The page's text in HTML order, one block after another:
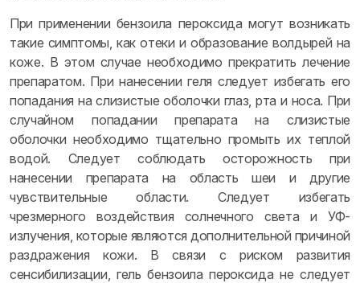
При применении бензоила пероксида могут возникать
такие симптомы, как отеки и образование волдырей на
коже. В этом случае необходимо прекратить лечение
препаратом. При нанесении геля следует избегать его
попадания на слизистые оболочки глаз, рта и носа. При
случайном попадании препарата на слизистые
оболочки необходимо тщательно промыть их теплой
водой. Следует соблюдать осторожность при
нанесении препарата на область шеи и другие
чувствительные области. Следует избегать
чрезмерного воздействия солнечного света и УФ-
излучения, которые являются дополнительной причиной
раздражения кожи. В связи с риском развития
сенсибилизации, гель бензоила пероксида не следует